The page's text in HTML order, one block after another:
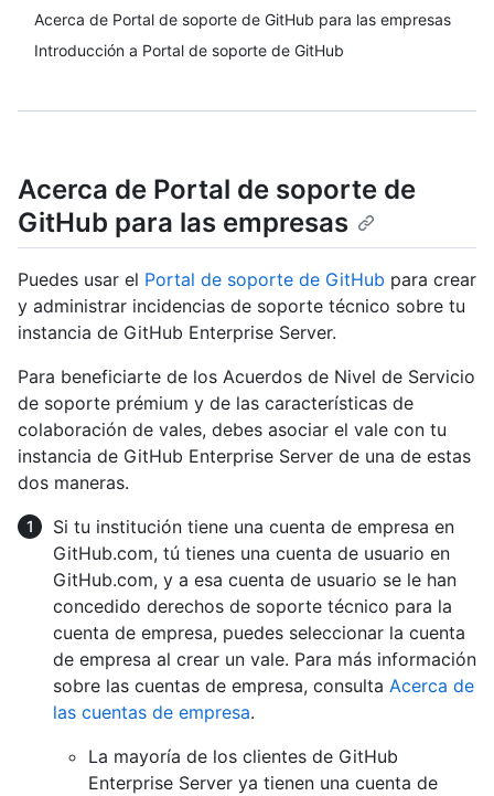
Acerca de Portal de soporte de GitHub para las empresas
Introducción a Portal de soporte de GitHub
Acerca de Portal de soporte de
GitHub para las empresas
Puedes usar el Portal de soporte de GitHub para crear
y administrar incidencias de soporte técnico sobre tu
instancia de GitHub Enterprise Server.
Para beneficiarte de los Acuerdos de Nivel de Servicio
de soporte prémium y de las características de
colaboración de vales, debes asociar el vale con tu
instancia de GitHub Enterprise Server de una de estas
dos maneras.
Si tu institución tiene una cuenta de empresa en
GitHub.com, tú tienes una cuenta de usuario en
GitHub.com, y a esa cuenta de usuario se le han
concedido derechos de soporte técnico para la
cuenta de empresa, puedes seleccionar la cuenta
de empresa al crear un vale. Para más información
sobre las cuentas de empresa, consulta Acerca de
las cuentas de empresa.
La mayoría de los clientes de GitHub
Enterprise Server ya tienen una cuenta de